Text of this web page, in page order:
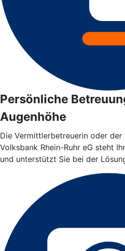
Persönliche
Augenhöhe
Die Vermittlerbetreuerin oder
Volksbank Rhein-Ruhr eG steht
und unterstützt Sie bei der